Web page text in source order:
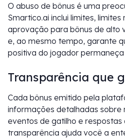
O abuso de bônus é uma
Smartico.ai inclui limites, limites
aprovação para bônus de alto
e, ao mesmo tempo, garante
positiva do jogador
Transparência que
Cada bônus emitido pela
informações detalhadas sobre
eventos de gatilho e respostas
transparência ajuda você a